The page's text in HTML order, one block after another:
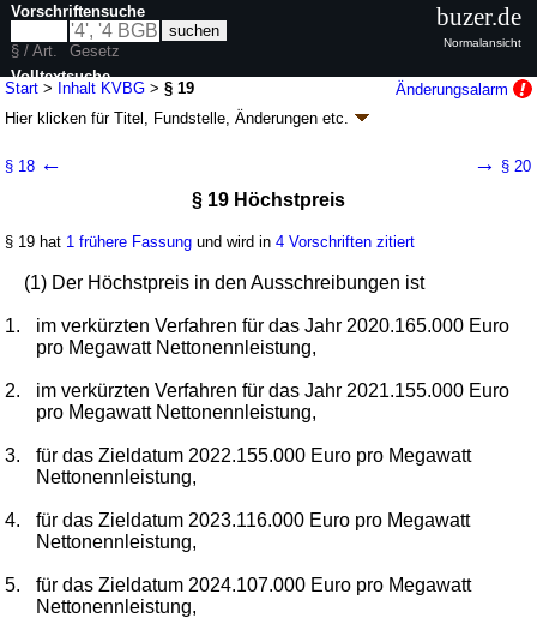
Start > Inhalt KVBG >§ 19
Änderungsalarm
Hier klicken fürTitel, Fundstelle, Änderungen etc.
(KVBG)
BGBl. I S. 1818(Nr. 37
Geltung ab 14.08.2020; FNA: 754-31Energieversorgung
wird in 48 Vorschriften zitiert
Teil 3 Ausschreibungen zur Reduzierung der
Steinkohleverstromung
§ 18 ← → § 20
§ 19 Höchstpreis
§ 19 hat 1 frühere Fassung und wird in4 Vorschriften zitiert
(1) Der Höchstpreis in den Ausschreibungen ist
1.
im verkürzten Verfahren für das Jahr 2020.165.000 Euro
pro Megawatt Nettonennleistung,
2.
im verkürzten Verfahren für das Jahr 2021.155.000 Euro
pro Megawatt Nettonennleistung,
3.
für das Zieldatum 2022.155.000 Euro pro Megawatt
Nettonennleistung,
4.
für das Zieldatum 2023.116.000 Euro pro Megawatt
Nettonennleistung,
5.
für das Zieldatum 2024.107.000 Euro pro Megawatt
Nettonennleistung,
Vorschriftensuche
§ / Art.
Gesetz
Volltextsuche
nur in KVBG
buzer.de
Normalansicht